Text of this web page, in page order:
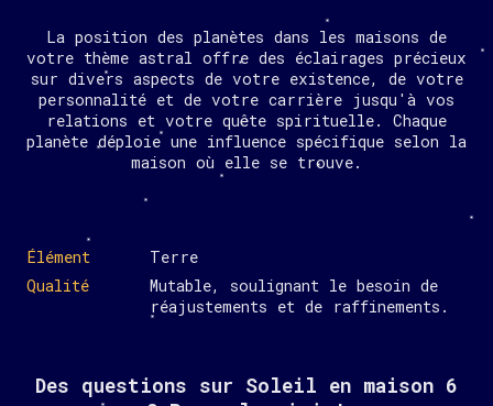
La position des planètes dans les maisons de
votre thème astral offre des éclairages précieux
sur divers aspects de votre existence, de votre
personnalité et de votre carrière jusqu'à vos
relations et votre quête spirituelle. Chaque
planète déploie une influence spécifique selon la
maison où elle se trouve.
Élément
Terre
Qualité
Mutable, soulignant le besoin de
réajustements et de raffinements.
Des questions sur Soleil en maison 6